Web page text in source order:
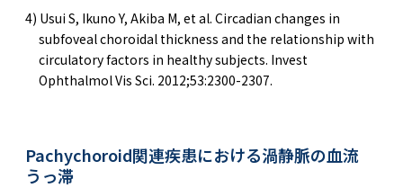
4) Usui S, Ikuno Y, Akiba M, et al. Circadian changes in
subfoveal choroidal thickness and the relationship with
circulatory factors in healthy subjects. Invest
Ophthalmol Vis Sci. 2012;53:2300-2307.
Pachychoroid関連疾患における渦静脈の血流
うっ滞